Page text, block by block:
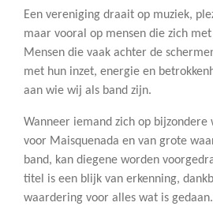
Een vereniging draait op muziek,
maar vooral op mensen die zich
Mensen die vaak achter de
met hun inzet, energie en
aan wie wij als band zijn.
Wanneer iemand zich op bijzondere
voor Maisquenada en van grote
band, kan diegene worden
titel is een blijk van erkenning,
waardering voor alles wat is gedaan.